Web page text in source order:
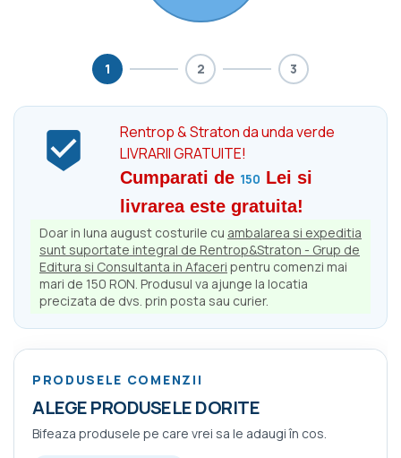
1 2 3

Rentrop & Straton da unda verde
LIVRARII GRATUITE!
Cumparati de 150 Lei si
livrarea este gratuita!
Doar in luna august costurile cu ambalarea si expeditia
sunt suportate integral de Rentrop&Straton - Grup de
Editura si Consultanta in Afaceri pentru comenzi mai
mari de 150 RON. Produsul va ajunge la locatia
precizata de dvs. prin posta sau curier.
PRODUSELE COMENZII
ALEGE PRODUSELE DORITE
Bifeaza produsele pe care vrei sa le adaugi în cos.